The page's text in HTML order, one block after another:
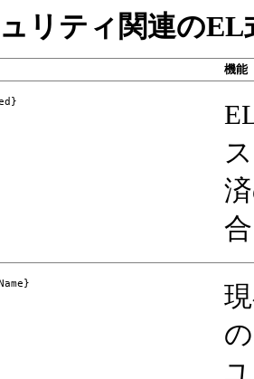
リティ関連のEL
機能